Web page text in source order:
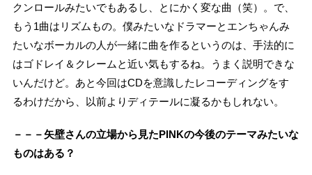
クンロールみたいでもあるし、とにかく変な曲（笑）。で、
もう1曲はリズムもの。僕みたいなドラマーとエンちゃんみ
たいなボーカルの人が一緒に曲を作るというのは、手法的に
はゴドレイ＆クレームと近い気もするね。うまく説明できな
いんだけど。あと今回はCDを意識したレコーディングをす
るわけだから、以前よりディテールに凝るかもしれない。
－－－矢壁さんの立場から見たPINKの今後のテーマみたいな
ものはある？